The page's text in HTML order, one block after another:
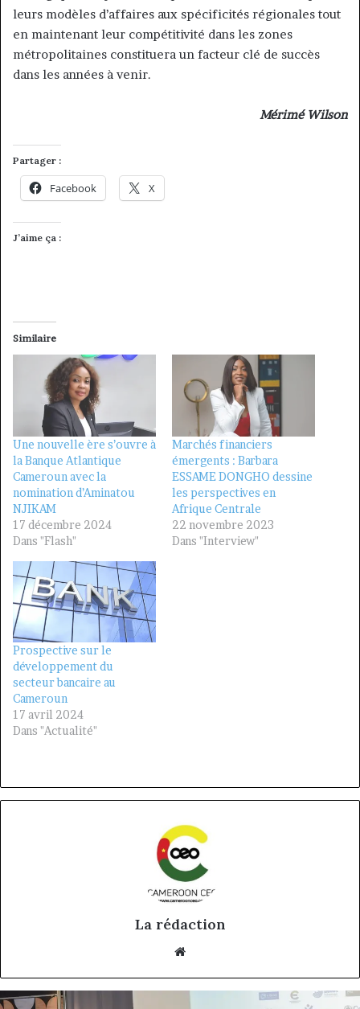
leurs modèles d’affaires aux spécificités régionales tout
en maintenant leur compétitivité dans les zones
métropolitaines constituera un facteur clé de succès
dans les années à venir.
Mérimé Wilson
Partager :
Facebook X
J’aime ça :
Similaire
Une nouvelle ère s’ouvre à
la Banque Atlantique
Cameroun avec la
nomination d’Aminatou
NJIKAM
17 décembre 2024
Dans "Flash"
Marchés financiers
émergents : Barbara
ESSAME DONGHO dessine
les perspectives en
Afrique Centrale
22 novembre 2023
Dans "Interview"
Prospective sur le
développement du
secteur bancaire au
Cameroun
17 avril 2024
Dans "Actualité"
La rédaction